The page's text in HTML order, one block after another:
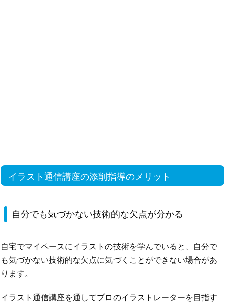
イラスト通信講座の添削指導のメリット
自分でも気づかない技術的な欠点が分かる
自宅でマイペースにイラストの技術を学んでいると、自分で
も気づかない技術的な欠点に気づくことができない場合があ
ります。
イラスト通信講座を通してプロのイラストレーターを目指す